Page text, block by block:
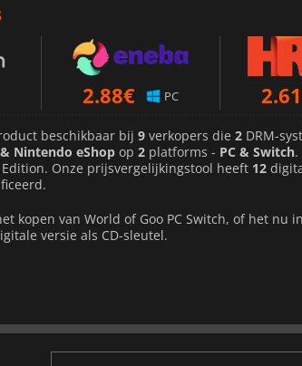
2.88€ PC 2.61
beschikbaar bij 9 verkopers die 2 DRM-
Nintendo eShop op 2 platforms - PC & Switch
Onze prijsvergelijkingstool heeft 12
kopen van World of Goo PC Switch, of het nu
versie als CD-sleutel.